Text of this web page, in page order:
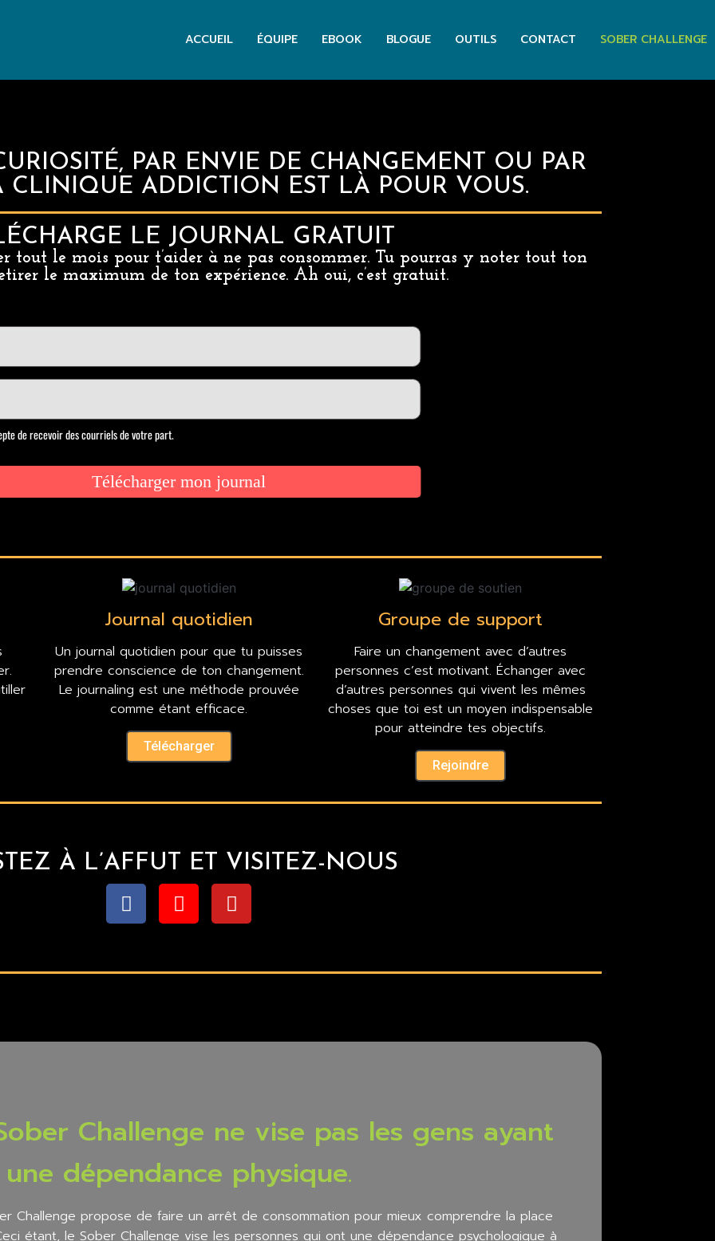
ACCUEIL ÉQUIPE EBOOK BLOGUE OUTILS CONTACT SOBER CHALLENGE
PAR ENVIE DE CHANGEMENT OU PAR
CLINIQUE ADDICTION EST LÀ POUR VOUS.
LE JOURNAL GRATUIT
tout le mois pour t’aider à ne pas consommer. Tu pourras y noter tout ton
le maximum de ton expérience. Ah oui, c’est gratuit.
Journal quotidien
Un journal quotidien pour que tu puisses
prendre conscience de ton changement.
Le journaling est une méthode prouvée
comme étant efficace.
Télécharger
Groupe de support
Faire un changement avec d’autres
personnes c’est motivant. Échanger avec
d’autres personnes qui vivent les mêmes
choses que toi est un moyen indispensable
pour atteindre tes objectifs.
Rejoindre
À L’AFFUT ET VISITEZ-NOUS
Challenge ne vise pas les gens ayant
une dépendance physique.
Challenge propose de faire un arrêt de consommation pour mieux comprendre la place
étant, le Sober Challenge vise les personnes qui ont une dépendance psychologique à